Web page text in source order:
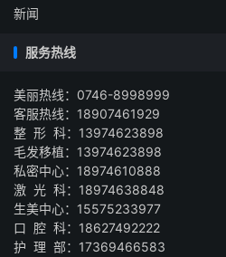
新闻
服务热线
美丽热线：0746-8998999
客服热线：18907461929
整 形 科：13974623898
毛发移植：13974623898
私密中心：18974610888
激 光 科：18974638848
生美中心：15575233977
口 腔 科：18627492222
护 理 部：17369466583